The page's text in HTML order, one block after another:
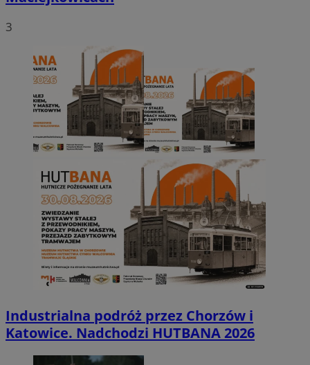
3
Industrialna podróż przez Chorzów i
Katowice. Nadchodzi HUTBANA 2026